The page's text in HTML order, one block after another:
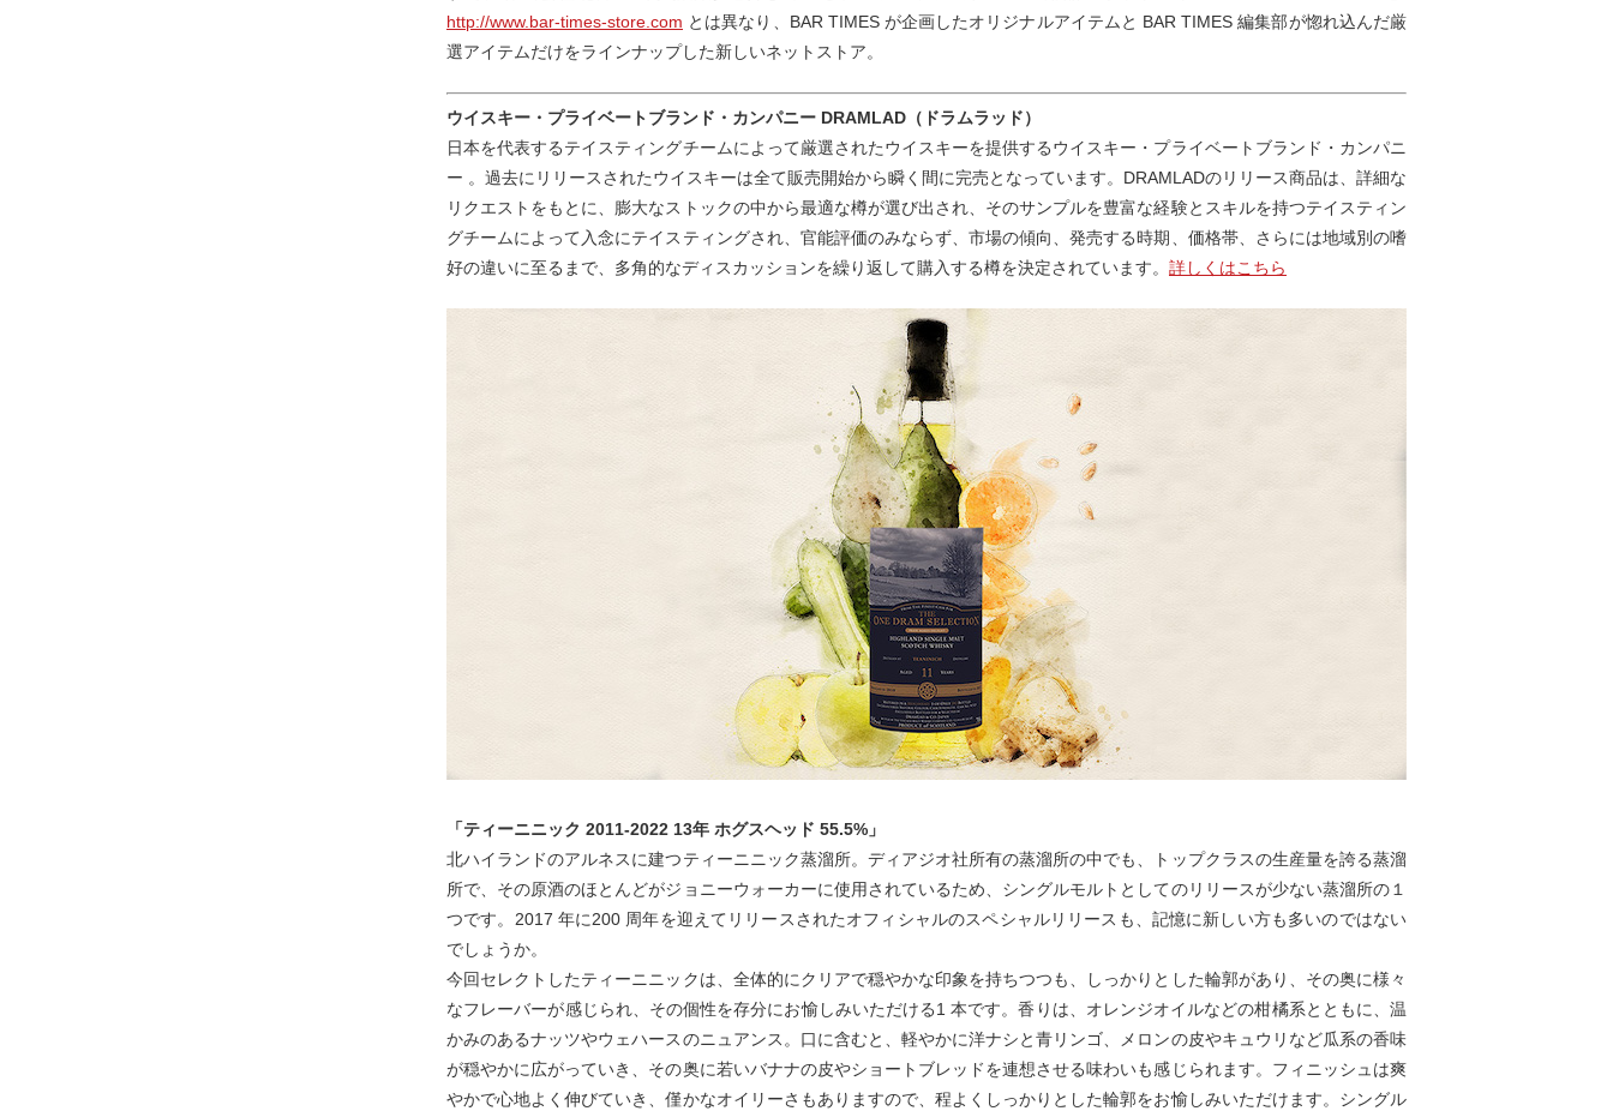
http://www.bar-times-store.com とは異なり、BAR TIMES が企画したオリジナルアイテムと BAR TIMES 編集部が惚れ込んだ厳
選アイテムだけをラインナップした新しいネットストア。
ウイスキー・プライベートブランド・カンパニー DRAMLAD（ドラムラッド）
日本を代表するテイスティングチームによって厳選されたウイスキーを提供するウイスキー・プライベートブランド・カンパニ
ー 。過去にリリースされたウイスキーは全て販売開始から瞬く間に完売となっています。DRAMLADのリリース商品は、詳細な
リクエストをもとに、膨大なストックの中から最適な樽が選び出され、そのサンプルを豊富な経験とスキルを持つテイスティン
グチームによって入念にテイスティングされ、官能評価のみならず、市場の傾向、発売する時期、価格帯、さらには地域別の嗜
好の違いに至るまで、多角的なディスカッションを繰り返して購入する樽を決定されています。 詳しくはこちら
「ティーニニック 2011-2022 13年 ホグスヘッド 55.5%」
北ハイランドのアルネスに建つティーニニック蒸溜所。ディアジオ社所有の蒸溜所の中でも、トップクラスの生産量を誇る蒸溜
所で、その原酒のほとんどがジョニーウォーカーに使用されているため、シングルモルトとしてのリリースが少ない蒸溜所の１
つです。2017 年に200 周年を迎えてリリースされたオフィシャルのスペシャルリリースも、記憶に新しい方も多いのではない
でしょうか。
今回セレクトしたティーニニックは、全体的にクリアで穏やかな印象を持ちつつも、しっかりとした輪郭があり、その奥に様々
なフレーバーが感じられ、その個性を存分にお愉しみいただける1 本です。香りは、オレンジオイルなどの柑橘系とともに、温
かみのあるナッツやウェハースのニュアンス。口に含むと、軽やかに洋ナシと青リンゴ、メロンの皮やキュウリなど瓜系の香味
が穏やかに広がっていき、その奥に若いバナナの皮やショートブレッドを連想させる味わいも感じられます。フィニッシュは爽
やかで心地よく伸びていき、僅かなオイリーさもありますので、程よくしっかりとした輪郭をお愉しみいただけます。シングル